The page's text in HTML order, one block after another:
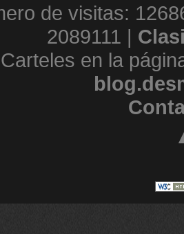
de visitas:
2089111 |
Carteles en la